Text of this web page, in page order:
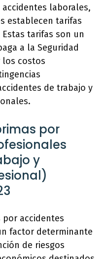
laborales,
establecen tarifas
tarifas son un
a la Seguridad
los costos
de trabajo y
por
y
por accidentes
factor determinante
de riesgos